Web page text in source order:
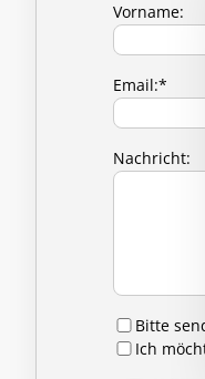
Vorname:
Email:*
Nachricht:
Bitte
Ich